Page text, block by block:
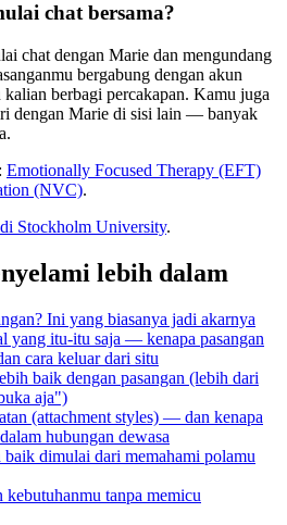
chat bersama?
chat dengan Marie dan mengundang
bergabung dengan akun
berbagi percakapan. Kamu juga
dengan Marie di sisi lain — banyak
Emotionally Focused Therapy (EFT)
(NVC).
Stockholm University.
lebih dalam
Ini yang biasanya jadi akarnya
yang itu-itu saja — kenapa pasangan
cara keluar dari situ
baik dengan pasangan (lebih dari
aja")
(attachment styles) — dan kenapa
hubungan dewasa
dimulai dari memahami polamu
kebutuhanmu tanpa memicu